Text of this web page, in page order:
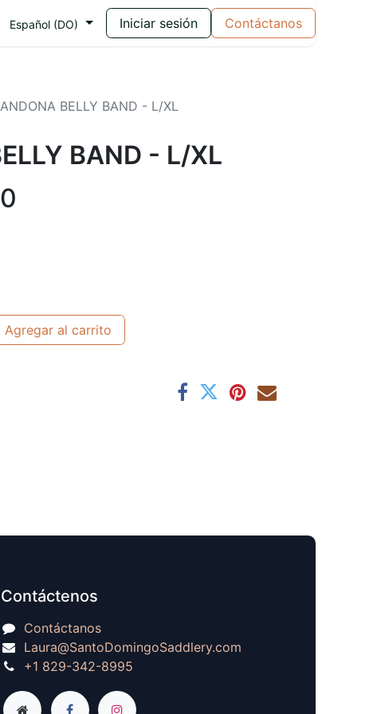
Español (DO) Iniciar sesión Contáctanos
BELLY BAND - L/XL
BAND - L/XL
Agregar al carrito
Contáctenos
Contáctanos
Laura@SantoDomingoSaddlery.com
+1 829-342-8995